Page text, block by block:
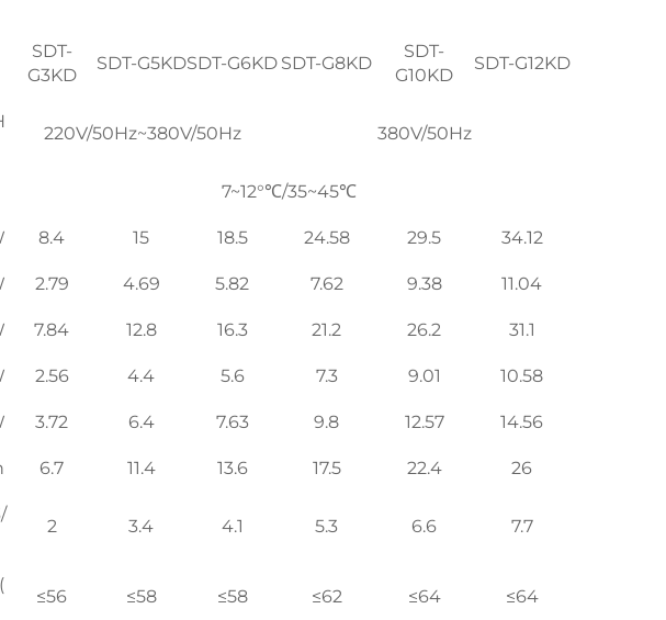
SDT-
G3KD
SDT-G5KDSDT-G6KD SDT-G8KD
SDT-
G10KD
SDT-G12KD
220V/50Hz~380V/50Hz 380V/50Hz
7~12°℃/35~45℃
8.4 15 18.5 24.58 29.5 34.12
2.79 4.69 5.82 7.62 9.38 11.04
7.84 12.8 16.3 21.2 26.2 31.1
2.56 4.4 5.6 7.3 9.01 10.58
3.72 6.4 7.63 9.8 12.57 14.56
6.7 11.4 13.6 17.5 22.4 26
2 3.4 4.1 5.3 6.6 7.7
≤56 ≤58 ≤58 ≤62 ≤64 ≤64